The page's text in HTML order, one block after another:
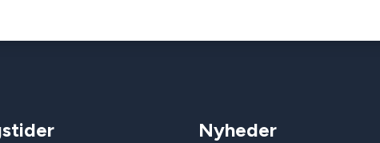
Nyheder